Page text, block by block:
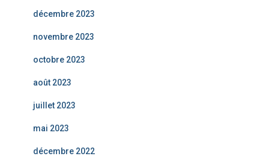
décembre 2023
novembre 2023
octobre 2023
août 2023
juillet 2023
mai 2023
décembre 2022